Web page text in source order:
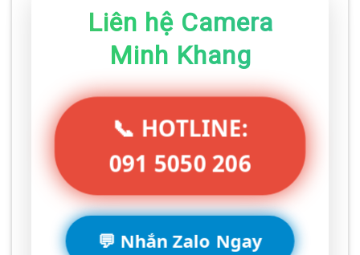
Liên hệ Camera
Minh Khang
📞 HOTLINE:
091 5050 206
💬 Nhắn Zalo Ngay